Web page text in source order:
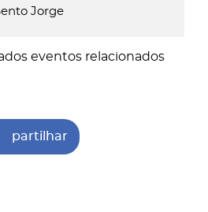
Jorge
eventos relacionados
partilhar